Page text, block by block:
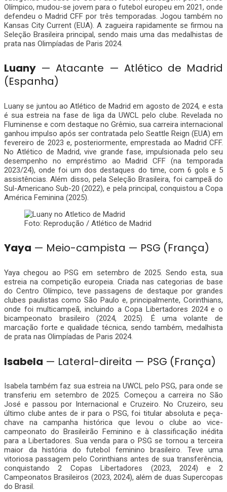
Olímpico, mudou-se jovem para o futebol europeu em 2021, onde
defendeu o Madrid CFF por três temporadas. Jogou também no
Kansas City Current (EUA). A zagueira rapidamente se firmou na
Seleção Brasileira principal, sendo mais uma das medalhistas de
prata nas Olimpíadas de Paris 2024.
Luany — Atacante — Atlético de Madrid
(Espanha)
Luany se juntou ao Atlético de Madrid em agosto de 2024, e esta
é sua estreia na fase de liga da UWCL pelo clube. Revelada no
Fluminense e com destaque no Grêmio, sua carreira internacional
ganhou impulso após ser contratada pelo Seattle Reign (EUA) em
fevereiro de 2023 e, posteriormente, emprestada ao Madrid CFF.
No Atlético de Madrid, vive grande fase, impulsionada pelo seu
desempenho no empréstimo ao Madrid CFF (na temporada
2023/24), onde foi um dos destaques do time, com 6 gols e 5
assistências. Além disso, pela Seleção Brasileira, foi campeã do
Sul-Americano Sub-20 (2022), e pela principal, conquistou a Copa
América Feminina (2025).
Foto: Reprodução / Atlético de Madrid
Yaya — Meio-campista — PSG (França)
Yaya chegou ao PSG em setembro de 2025. Sendo esta, sua
estreia na competição europeia. Criada nas categorias de base
do Centro Olímpico, teve passagens de destaque por grandes
clubes paulistas como São Paulo e, principalmente, Corinthians,
onde foi multicampeã, incluindo a Copa Libertadores 2024 e o
bicampeonato brasileiro (2024, 2025). É uma volante de
marcação forte e qualidade técnica, sendo também, medalhista
de prata nas Olimpíadas de Paris 2024.
Isabela — Lateral-direita — PSG (França)
Isabela também faz sua estreia na UWCL pelo PSG, para onde se
transferiu em setembro de 2025. Começou a carreira no São
José e passou por Internacional e Cruzeiro. No Cruzeiro, seu
último clube antes de ir para o PSG, foi titular absoluta e peça-
chave na campanha histórica que levou o clube ao vice-
campeonato do Brasileirão Feminino e à classificação inédita
para a Libertadores. Sua venda para o PSG se tornou a terceira
maior da história do futebol feminino brasileiro. Teve uma
vitoriosa passagem pelo Corinthians antes de sua transferência,
conquistando 2 Copas Libertadores (2023, 2024) e 2
Campeonatos Brasileiros (2023, 2024), além de duas Supercopas
do Brasil.